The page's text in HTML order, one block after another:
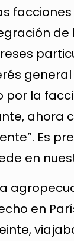
de
general
por la
ahora
Es
en
en